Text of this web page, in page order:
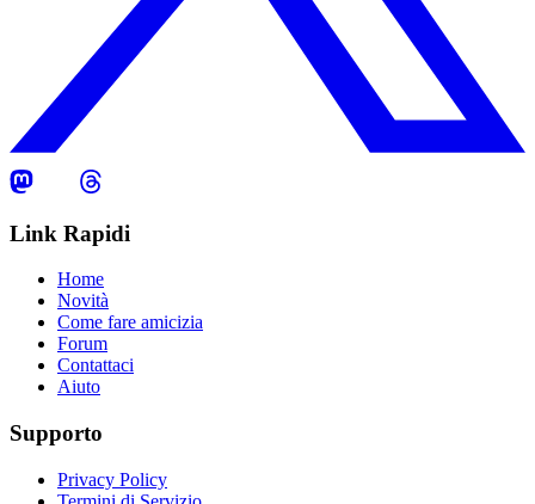
Link Rapidi
Home
Novità
Come fare amicizia
Forum
Contattaci
Aiuto
Supporto
Privacy Policy